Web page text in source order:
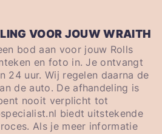
VOOR JOUW WRAITH
bod aan voor jouw Rolls
en foto in. Je ontvangt
24 uur. Wij regelen daarna de
de auto. De afhandeling is
nooit verplicht tot
biedt uitstekende
Als je meer informatie